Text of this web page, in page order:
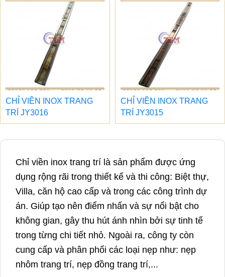
CHỈ VIỀN INOX TRANG
TRÍ JY3016
CHỈ VIỀN INOX TRANG
TRÍ JY3015
Chỉ viền inox trang trí là sản phẩm được ứng
dụng rộng rãi trong thiết kế và thi công: Biệt thự,
Villa, căn hộ cao cấp và trong các công trình dự
án. Giúp tạo nên điểm nhấn và sự nổi bật cho
không gian, gây thu hút ánh nhìn bởi sự tinh tế
trong từng chi tiết nhỏ. Ngoài ra, công ty còn
cung cấp và phân phối các loại nẹp như: nẹp
nhôm trang trí, nẹp đồng trang trí,...